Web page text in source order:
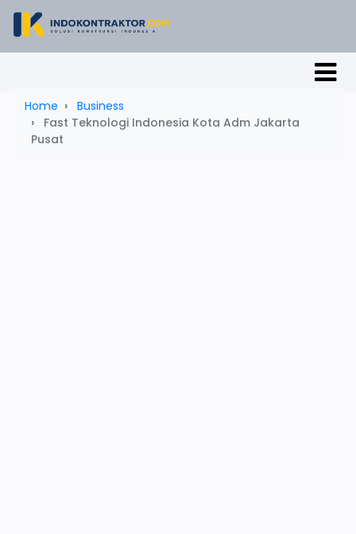
Home
Business
Fast Teknologi Indonesia Kota Adm Jakarta
Pusat